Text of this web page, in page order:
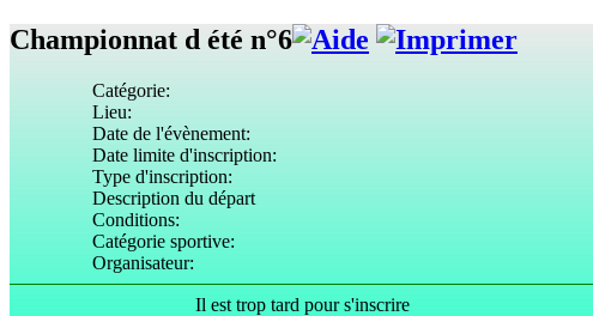
Championnat d été n°6
Catégorie:
Lieu:
Date de l'évènement:
Date limite d'inscription:
Type d'inscription:
Description du départ
Conditions:
Catégorie sportive:
Organisateur:
Il est trop tard pour s'inscrire